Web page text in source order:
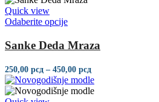
Quick view
Odaberite opcije
Sanke Deda Mraza
250,00 рсд – 450,00 рсд